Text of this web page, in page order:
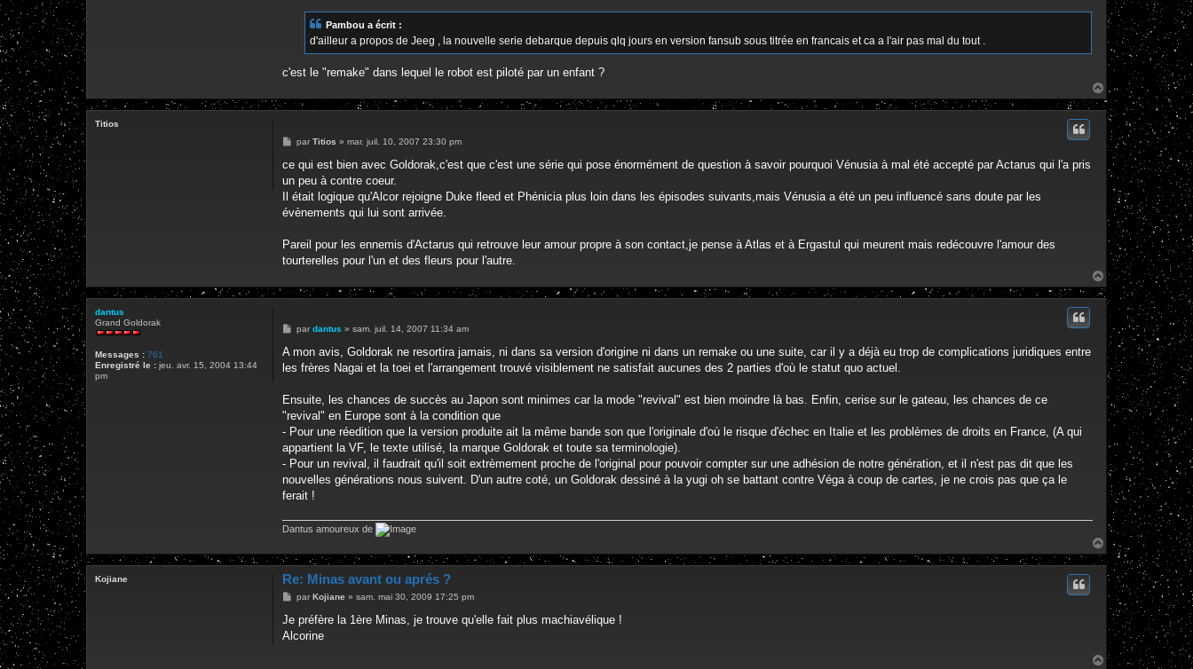
Pambou a écrit :
d'ailleur a propos de Jeeg , la nouvelle serie debarque depuis qlq jours en version fansub sous titrée en francais et ca a l'air pas mal du tout .
c'est le "remake" dans lequel le robot est piloté par un enfant ?
a
u
Titios
M
s
a
g
par Titios » mar. juil. 10, 2007 23:30 pm
ce qui est bien avec Goldorak,c'est que c'est une série qui pose énormément de question à savoir pourquoi Vénusia à mal été accepté par Actarus qui l'a pris
un peu à contre coeur.
Il était logique qu'Alcor rejoigne Duke fleed et Phénicia plus loin dans les épisodes suivants,mais Vénusia a été un peu influencé sans doute par les
évènements qui lui sont arrivée.
Pareil pour les ennemis d'Actarus qui retrouve leur amour propre à son contact,je pense à Atlas et à Ergastul qui meurent mais redécouvre l'amour des
tourterelles pour l'un et des fleurs pour l'autre.
H
a
u
dantus
Grand Goldorak
Messages : 761
Enregistré le : jeu. avr. 15, 2004 13:44
pm
M
s
a
par dantus » sam. juil. 14, 2007 11:34 am
A mon avis, Goldorak ne resortira jamais, ni dans sa version d'origine ni dans un remake ou une suite, car il y a déjà eu trop de complications juridiques entre
les frères Nagai et la toei et l'arrangement trouvé visiblement ne satisfait aucunes des 2 parties d'où le statut quo actuel.
Ensuite, les chances de succès au Japon sont minimes car la mode "revival" est bien moindre là bas. Enfin, cerise sur le gateau, les chances de ce
"revival" en Europe sont à la condition que
- Pour une réedition que la version produite ait la même bande son que l'originale d'où le risque d'échec en Italie et les problèmes de droits en France, (A qui
appartient la VF, le texte utilisé, la marque Goldorak et toute sa terminologie).
- Pour un revival, il faudrait qu'il soit extrèmement proche de l'original pour pouvoir compter sur une adhésion de notre génération, et il n'est pas dit que les
nouvelles générations nous suivent. D'un autre coté, un Goldorak dessiné à la yugi oh se battant contre Véga à coup de cartes, je ne crois pas que ça le
ferait !
Dantus amoureux de
H
a
u
t
Kojiane Re: Minas avant ou aprés ?
M
s
a
par Kojiane» sam. mai 30, 2009 17:25 pm
Je préfère la 1ère Minas, je trouve qu'elle fait plus machiavélique !
Alcorine
H